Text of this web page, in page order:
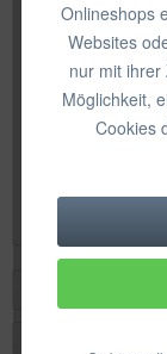
Onlineshops
Websites
nur mit ihrer
Möglichkeit,
Cookies